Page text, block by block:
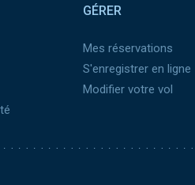
GÉRER
Mes réservations
S'enregistrer en ligne
Modifier votre vol